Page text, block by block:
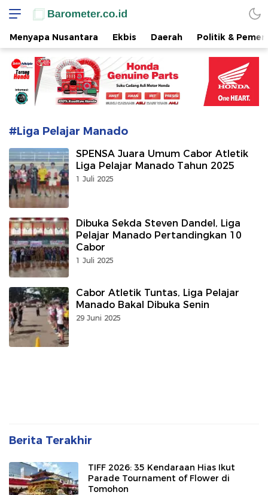
www.barometer.co.id
Berita Terkini di Sulawesi Utara
Menyapa Nusantara Ekbis Daerah Politik &
#Liga Pelajar Manado
SPENSA Juara Umum Cabor Atletik
Liga Pelajar Manado Tahun 2025
1 Juli 2025
Dibuka Sekda Steven Dandel, Liga
Pelajar Manado Pertandingkan 10
Cabor
1 Juli 2025
Cabor Atletik Tuntas, Liga Pelajar
Manado Bakal Dibuka Senin
29 Juni 2025
Berita Terakhir
TIFF 2026: 35 Kendaraan Hias Ikut
Parade Tournament of Flower di
Tomohon